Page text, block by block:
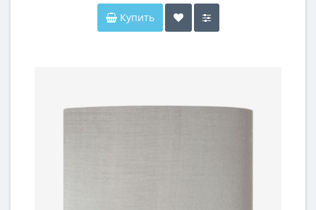
Купить